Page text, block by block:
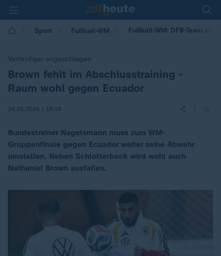
Sport Fußball-WM Fußball-WM: DFB-Team im
Verteidiger angeschlagen
:Brown fehlt im Abschlusstraining -
Raum wohl gegen Ecuador
24.06.2026 | 18:18
Bundestrainer Nagelsmann muss zum WM-
Gruppenfinale gegen Ecuador weiter seine Abwehr
umstellen. Neben Schlotterbeck wird wohl auch
Nathaniel Brown ausfallen.